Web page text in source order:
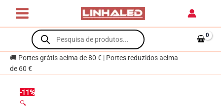
content
Products
search
🚚 Portes grátis acima de 80 € | Portes reduzidos acima
de 60 €
-11%
🔍
30W
Dimável
Exterior